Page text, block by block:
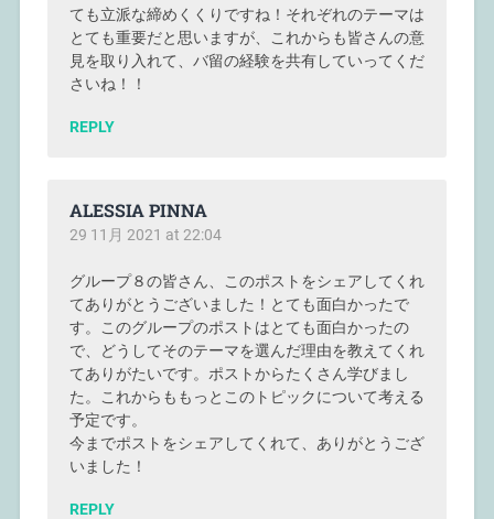
ても立派な締めくくりですね！それぞれのテーマは
とても重要だと思いますが、これからも皆さんの意
見を取り入れて、バ留の経験を共有していってくだ
さいね！！
REPLY
ALESSIA PINNA
29 11月 2021 at 22:04
グループ８の皆さん、このポストをシェアしてくれ
てありがとうございました！とても面白かったで
す。このグループのポストはとても面白かったの
で、どうしてそのテーマを選んだ理由を教えてくれ
てありがたいです。ポストからたくさん学びまし
た。これからももっとこのトピックについて考える
予定です。
今までポストをシェアしてくれて、ありがとうござ
いました！
REPLY